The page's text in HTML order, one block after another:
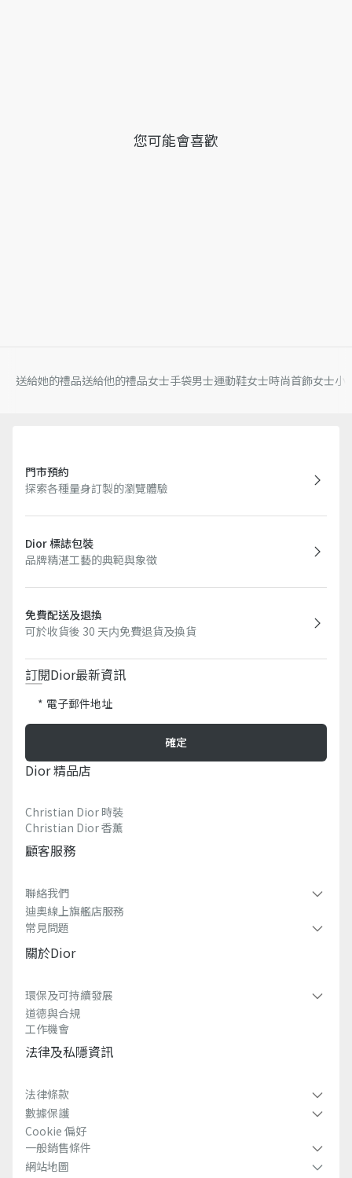
您可能會喜歡
送給她的禮品送給他的禮品女士手袋男士運動鞋女士時尚首飾女士小
門市預約
探索各種量身訂製的瀏覽體驗
Dior 標誌包裝
品牌精湛工藝的典範與象徵
免費配送及退換
可於收貨後 30 天内免費退貨及換貨
訂閱Dior最新資訊​
電子郵件地址
確定
Dior 精品店
Christian Dior 時裝
Christian Dior 香薰​
顧客服務
聯絡我們
迪奧線上旗艦店服務
常見問題​
關於dior
環保及可持續發展​
道德與合規
工作機會
法律及私隱資訊​
法律條款
數據保護
Cookie 偏好
一般銷售條件
網站地圖